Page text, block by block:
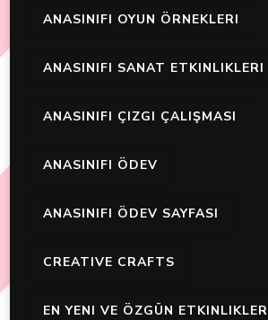
ANASINIFI OYUN ÖRNEKLERI
ANASINIFI SANAT ETKINLIKLERI
ANASINIFI ÇIZGI ÇALIŞMASI
ANASINIFI ÖDEV
ANASINIFI ÖDEV SAYFASI
CREATIVE CRAFTS
EN YENI VE ÖZGÜN ETKINLIKLER